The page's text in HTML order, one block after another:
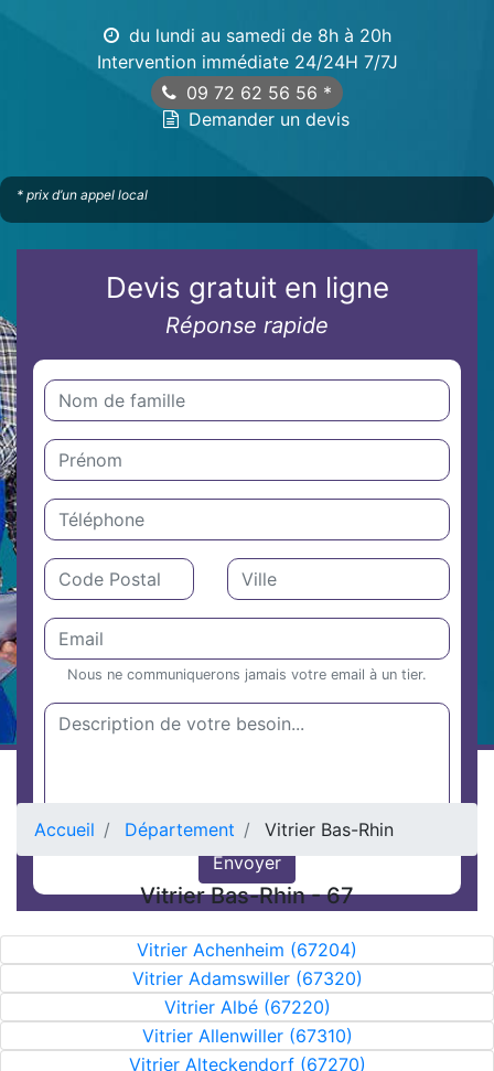
du lundi au samedi de 8h à 20h
Intervention immédiate 24/24H 7/7J
09 72 62 56 56 *
Demander un devis
* prix d’un appel local
Devis gratuit en ligne
Réponse rapide
Nous ne communiquerons jamais votre email à un tier.
Accueil Département Vitrier Bas-Rhin
Vitrier Bas-Rhin - 67
Vitrier Achenheim (67204)
Vitrier Adamswiller (67320)
Vitrier Albé (67220)
Vitrier Allenwiller (67310)
Vitrier Alteckendorf (67270)